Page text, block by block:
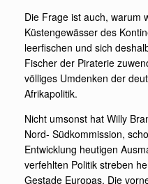
Die Frage ist auch, warum
Küstengewässer des
leerfischen und sich
Fischer der Piraterie
völliges Umdenken der
Afrikapolitik.
Nicht umsonst hat Willy
Nord- Südkommission,
Entwicklung heutigen
verfehlten Politik streben
Gestade Europas. Die